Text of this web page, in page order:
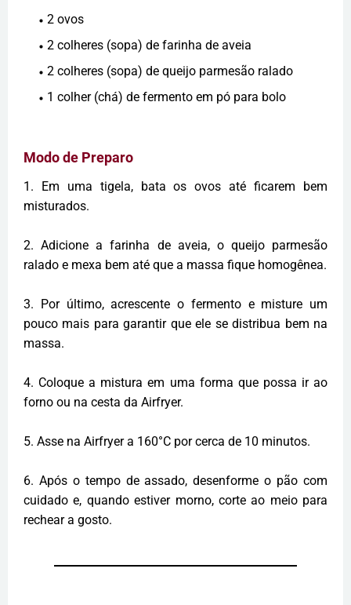
2 ovos
2 colheres (sopa) de farinha de aveia
2 colheres (sopa) de queijo parmesão ralado
1 colher (chá) de fermento em pó para bolo
Modo de Preparo
1. Em uma tigela, bata os ovos até ficarem bem
misturados.
2. Adicione a farinha de aveia, o queijo parmesão
ralado e mexa bem até que a massa fique homogênea.
3. Por último, acrescente o fermento e misture um
pouco mais para garantir que ele se distribua bem na
massa.
4. Coloque a mistura em uma forma que possa ir ao
forno ou na cesta da Airfryer.
5. Asse na Airfryer a 160°C por cerca de 10 minutos.
6. Após o tempo de assado, desenforme o pão com
cuidado e, quando estiver morno, corte ao meio para
rechear a gosto.